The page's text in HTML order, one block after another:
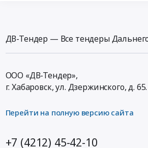
ДВ-Тендер — Все тендеры
ООО «ДВ-Тендер»,
г. Хабаровск,ул. Дзержинского, д. 65.
Перейти на полную версию сайта
+7 (4212) 45-42-10